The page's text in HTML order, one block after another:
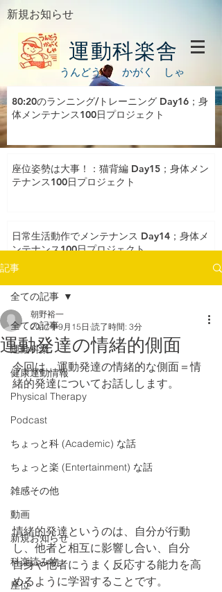
新規お知らせ
運動科楽舎
うんどう かがく しゃ
80:20のランニング/トレーニング Day16；身
体メンテナンス100日プロジェクト
座位姿勢は大事！：猫背編 Day15；身体メン
テナンス100日プロジェクト
日常生活動作でメンテナンス Day14；身体メ
ンテナンス100日プロジェクト
記事
全ての記事
運動科楽
健康運動情報
Physical Therapy
Podcast
ちょっと科 (Academic) な話
ちょっと楽 (Entertainment) な話
雑感その他
動画
新規お知らせ
科楽読み物
座位
全ての記事
運動発達の情緒的側面
朝野裕一
2017年9月15日 読了時間: 3分
今回は、運動発達の情緒的な側面＝情
緒的発達についてお話しします。
情緒的発達というのは、自分が行動
し、他者と相互に影響し合い、自分
自身や他者にうまく反応する能力を高
めるように学習することです。